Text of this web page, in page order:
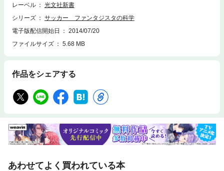
レーベル
光文社新書
シリーズ
サッカー ファンタジスタの科学
電子版配信開始日
2014/07/20
ファイルサイズ
5.68 MB
作品をシェアする
あわせてよく買われている本